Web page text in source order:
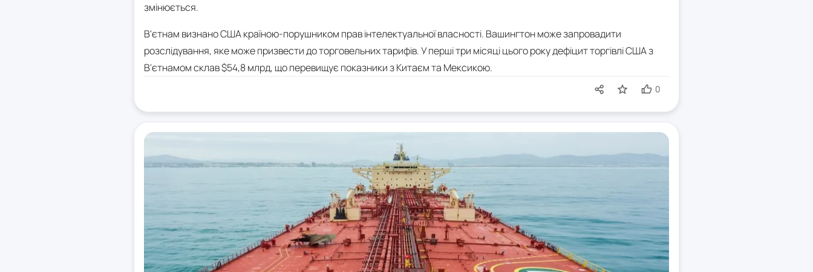
змінюється.
В'єтнам визнано США країною-порушником прав інтелектуальної власності. Вашингтон може запровадити
розслідування, яке може призвести до торговельних тарифів. У перші три місяці цього року дефіцит торгівлі США з
В'єтнамом склав $54,8 млрд, що перевищує показники з Китаєм та Мексикою.
0